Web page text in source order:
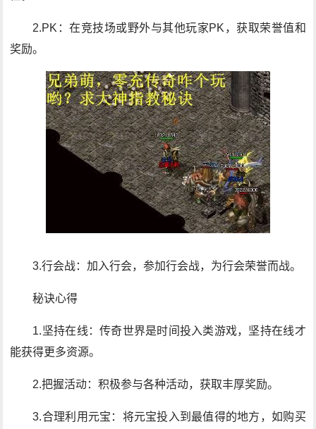
2.PK：在竞技场或野外与其他玩家PK，获取荣誉值和
奖励。
3.行会战：加入行会，参加行会战，为行会荣誉而战。
秘诀心得
1.坚持在线：传奇世界是时间投入类游戏，坚持在线才
能获得更多资源。
2.把握活动：积极参与各种活动，获取丰厚奖励。
3.合理利用元宝：将元宝投入到最值得的地方，如购买